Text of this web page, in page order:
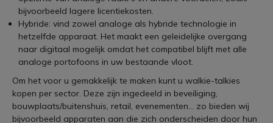
bijvoorbeeld lagere licentiekosten.
Hybride: vind zowel analoge als hybride technologie in
hetzelfde apparaat. Het maakt een geleidelijke overgang
naar digitaal mogelijk omdat het compatibel blijft met alle
analoge portofoons in uw bestaande vloot.
Om het voor u gemakkelijk te maken kunt u walkie-talkies
kopen per sector. Deze zijn ingedeeld in beveiliging,
bouwplaats/buitenshuis, retail, evenementen... zo bieden wij
bijvoorbeeld apparaten aan die zich onderscheiden door hun